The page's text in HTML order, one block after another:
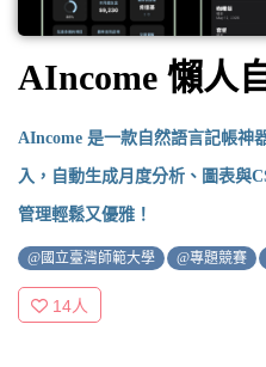
AIncome 懶人
AIncome 是一款自然語言記帳神
入，自動生成月度分析、圖表與
管理輕鬆又優雅！
@國立臺灣師範大學 @專題競賽
14人